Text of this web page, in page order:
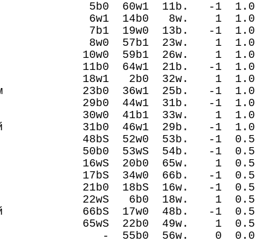
5b0 60w1 11b. -1 1.0
6w1 14b0 8w. 1 1.0
19w0 13b. -1 1.0
8w0 57b1 23w. 1 1.0
10w0 59b1 26w. 1 1.0
11b0 64w1 21b. -1 1.0
18w1 2b0 32w. 1 1.0
23b0 36w1 25b. -1 1.0
29b0 44w1 31b. -1 1.0
30w0 41b1 33w. 1 1.0
31b0 46w1 29b. -1 1.0
48bЅ 52w0 53b. -1 0.5
50b0 53wЅ 54b. -1 0.5
16wЅ 20b0 65w. 1 0.5
17bЅ 34w0 66b. -1 0.5
21b0 18bЅ 16w. -1 0.5
22wЅ 6b0 18w. 1 0.5
66bЅ 17w0 48b. -1 0.5
65wЅ 22b0 49w. 1 0.5
- 55b0 56w. 0 0.0